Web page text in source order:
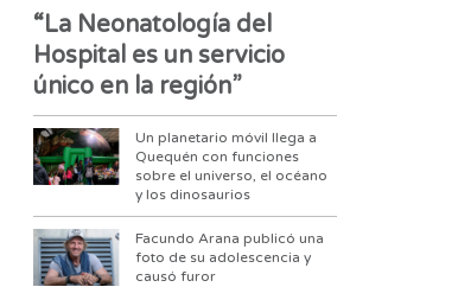
“La Neonatología del
Hospital es un servicio
único en la región”
Un planetario móvil llega a
Quequén con funciones
sobre el universo, el océano
y los dinosaurios
Facundo Arana publicó una
foto de su adolescencia y
causó furor